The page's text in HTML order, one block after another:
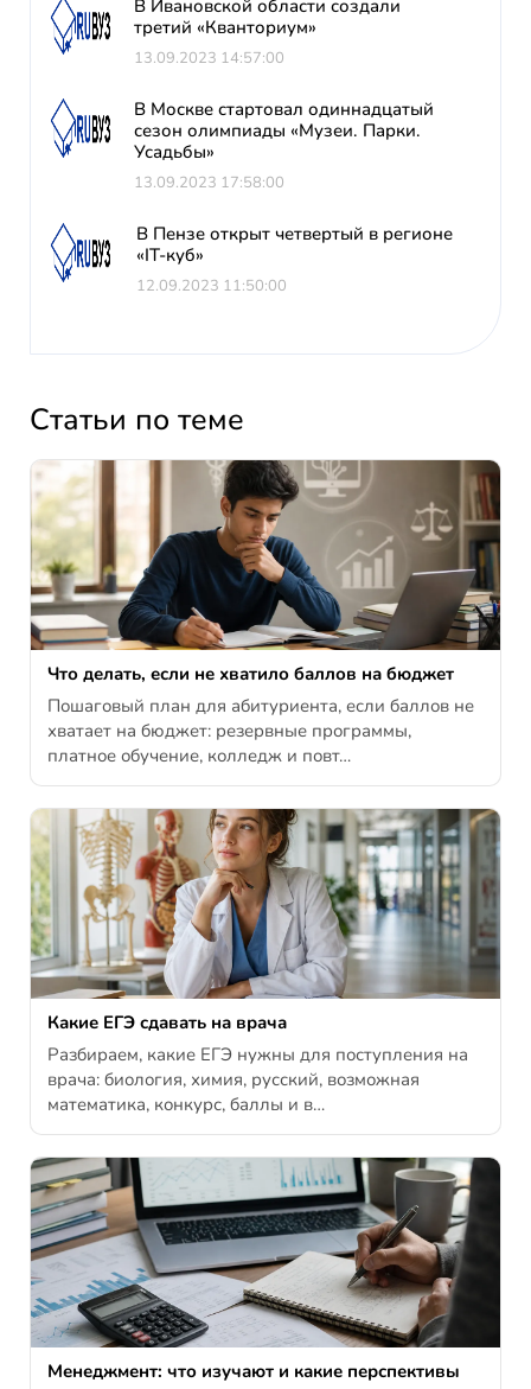
В Ивановской области создали
третий «Кванториум»
13.09.2023 14:57:00
В Москве стартовал одиннадцатый
сезон олимпиады «Музеи. Парки.
Усадьбы»
13.09.2023 17:58:00
В Пензе открыт четвертый в регионе
«IT-куб»
12.09.2023 11:50:00
Статьи по теме
Что делать, если не хватило баллов на бюджет
Пошаговый план для абитуриента, если баллов не
хватает на бюджет: резервные программы,
платное обучение, колледж и повт…
Какие ЕГЭ сдавать на врача
Разбираем, какие ЕГЭ нужны для поступления на
врача: биология, химия, русский, возможная
математика, конкурс, баллы и в…
Менеджмент: что изучают и какие перспективы